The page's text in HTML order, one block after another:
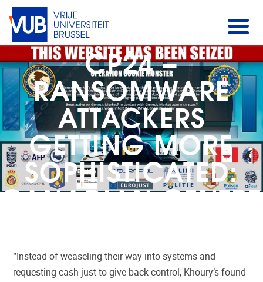
CP24 –
RANSOMWARE
ATTACKERS
GETTING MORE
SOPHISTICATED:
CANADIAN CENTRE
SECURITY
“Instead of weaseling their way into systems and
requesting cash just to give back control, Khoury’s found